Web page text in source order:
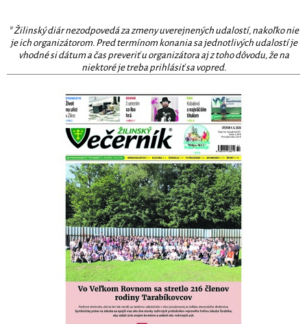
* Žilinský diár nezodpovedá za zmeny uverejnených udalostí, nakoľko nie
je ich organizátorom. Pred termínom konania sa jednotlivých udalostí je
vhodné si dátum a čas preveriť u organizátora aj z toho dôvodu, že na
niektoré je treba prihlásiť sa vopred.